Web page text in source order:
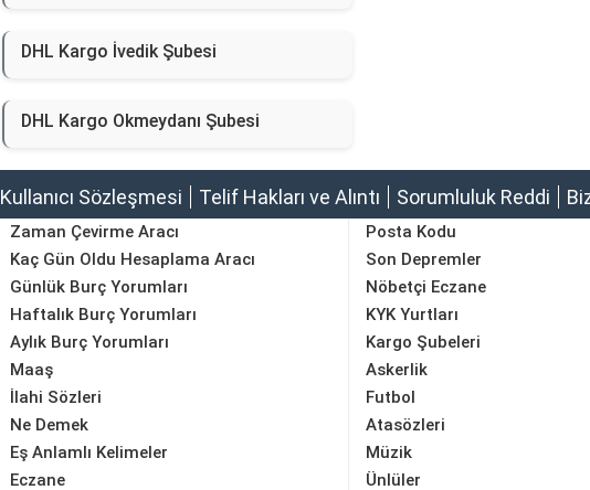
DHL Kargo İvedik Şubesi
DHL Kargo Okmeydanı Şubesi
Kullanıcı Sözleşmesi Telif Hakları ve Alıntı Sorumluluk Reddi
Zaman Çevirme Aracı
Kaç Gün Oldu Hesaplama Aracı
Günlük Burç Yorumları
Haftalık Burç Yorumları
Aylık Burç Yorumları
Maaş
Posta Kodu
Son Depremler
Nöbetçi Eczane
KYK Yurtları
Kargo Şubeleri
Askerlik
İlahi Sözleri
Ne Demek
Eş Anlamlı Kelimeler
Eczane
Futbol
Atasözleri
Müzik
Ünlüler